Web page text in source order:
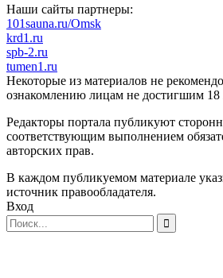
Наши сайты партнеры:
101sauna.ru/Omsk
krd1.ru
spb-2.ru
tumen1.ru
Некоторые из материалов не
ознакомлению лицам не достигшим 18
Редакторы портала публикуют
соответствующим выполнением
авторских прав.
В каждом публикуемом материале
источник правообладателя.
Вход